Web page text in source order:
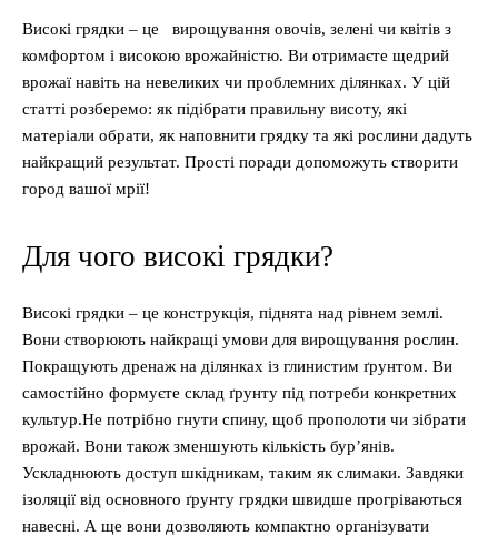
Високі грядки – це вирощування овочів, зелені чи квітів з
комфортом і високою врожайністю. Ви отримаєте щедрий
врожаї навіть на невеликих чи проблемних ділянках. У цій
статті розберемо: як підібрати правильну висоту, які
матеріали обрати, як наповнити грядку та які рослини дадуть
найкращий результат. Прості поради допоможуть створити
город вашої мрії!
Для чого високі грядки?
Високі грядки – це конструкція, піднята над рівнем землі.
Вони створюють найкращі умови для вирощування рослин.
Покращують дренаж на ділянках із глинистим ґрунтом. Ви
самостійно формуєте склад ґрунту під потреби конкретних
культур.Не потрібно гнути спину, щоб прополоти чи зібрати
врожай. Вони також зменшують кількість бур’янів.
Ускладнюють доступ шкідникам, таким як слимаки. Завдяки
ізоляції від основного ґрунту грядки швидше прогріваються
навесні. А ще вони дозволяють компактно організувати